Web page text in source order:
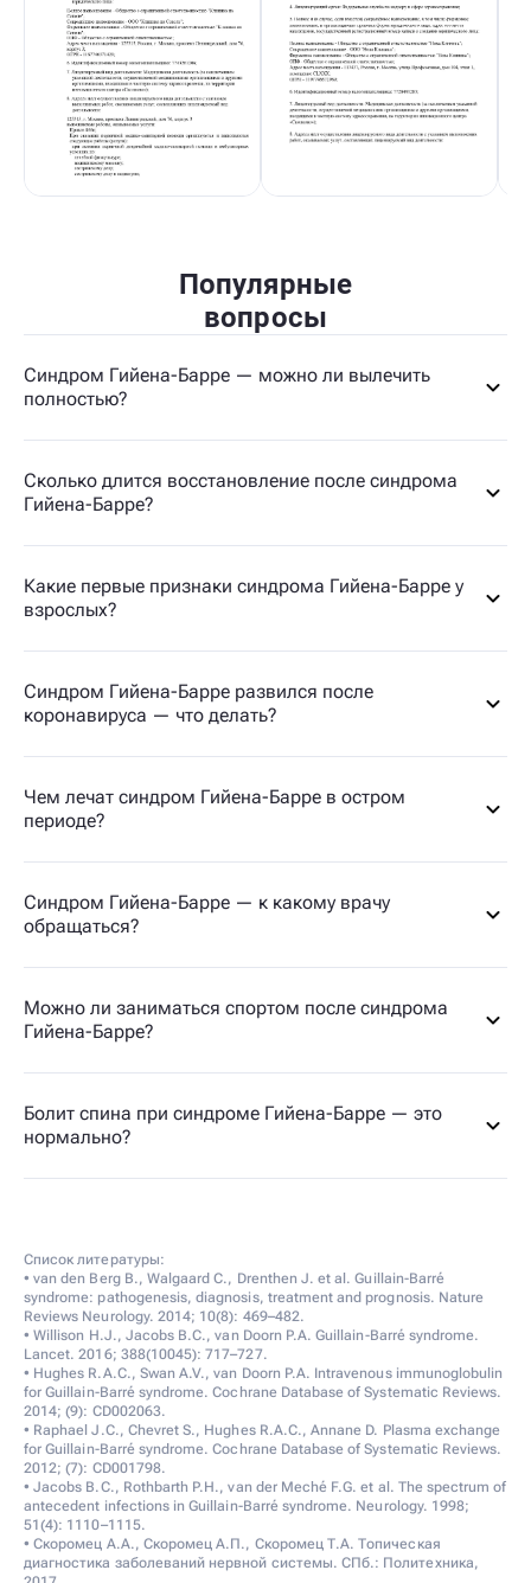
Популярные
вопросы
Синдром Гийена-Барре — можно ли вылечить
полностью?
Сколько длится восстановление после синдрома
Гийена-Барре?
Какие первые признаки синдрома Гийена-Барре у
взрослых?
Синдром Гийена-Барре развился после
коронавируса — что делать?
Чем лечат синдром Гийена-Барре в остром
периоде?
Синдром Гийена-Барре — к какому врачу
обращаться?
Можно ли заниматься спортом после синдрома
Гийена-Барре?
Болит спина при синдроме Гийена-Барре — это
нормально?
Список литературы:
• van den Berg B., Walgaard C., Drenthen J. et al. Guillain-Barré
syndrome: pathogenesis, diagnosis, treatment and prognosis. Nature
Reviews Neurology. 2014; 10(8): 469–482.
• Willison H.J., Jacobs B.C., van Doorn P.A. Guillain-Barré syndrome.
Lancet. 2016; 388(10045): 717–727.
• Hughes R.A.C., Swan A.V., van Doorn P.A. Intravenous immunoglobulin
for Guillain-Barré syndrome. Cochrane Database of Systematic Reviews.
2014; (9): CD002063.
• Raphael J.C., Chevret S., Hughes R.A.C., Annane D. Plasma exchange
for Guillain-Barré syndrome. Cochrane Database of Systematic Reviews.
2012; (7): CD001798.
• Jacobs B.C., Rothbarth P.H., van der Meché F.G. et al. The spectrum of
antecedent infections in Guillain-Barré syndrome. Neurology. 1998;
51(4): 1110–1115.
• Скоромец А.А., Скоромец А.П., Скоромец Т.А. Топическая
диагностика заболеваний нервной системы. СПб.: Политехника,